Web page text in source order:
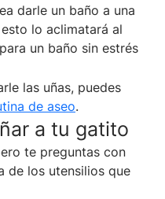
darle un baño a una
lo aclimatará al
un baño sin estrés
las uñas, puedes
de aseo.
a tu gatito
te preguntas con
de los utensilios que